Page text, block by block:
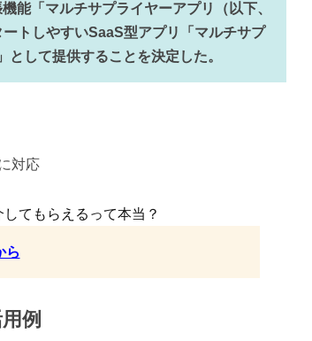
能「マルチサプライヤーアプリ（以下、
トしやすいSaaS型アプリ「マルチサプ
して提供することを決定した。
対応
てもらえるって本当？
ら
例